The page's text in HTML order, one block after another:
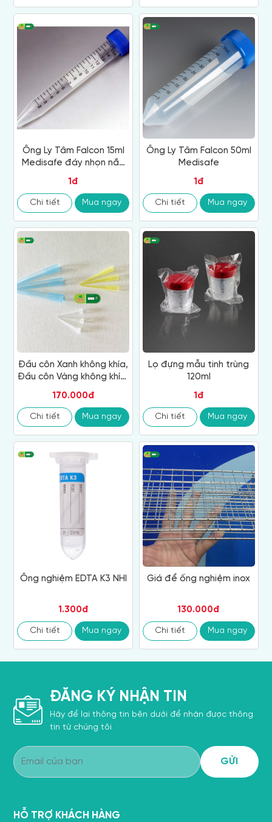
Ống Ly Tâm Falcon 15ml
Medisafe đáy nhọn nắp
1đ
Chi tiết Mua ngay
Ống Ly Tâm Falcon 50ml
Medisafe
1đ
Chi tiết Mua ngay
Đầu côn Xanh không khía,
Đầu côn Vàng không khía,
170.000đ
Chi tiết Mua ngay
Lọ đựng mẫu tinh trùng
120ml
1đ
Chi tiết Mua ngay
Ống nghiệm EDTA K3 NHI
1.300đ
Chi tiết Mua ngay
Giá để ống nghiệm inox
130.000đ
Chi tiết Mua ngay
ĐĂNG KÝ NHẬN TIN
Hãy để lại thông tin bên dưới để nhận được thông
tin từ chúng tôi
HỖ TRỢ KHÁCH HÀNG